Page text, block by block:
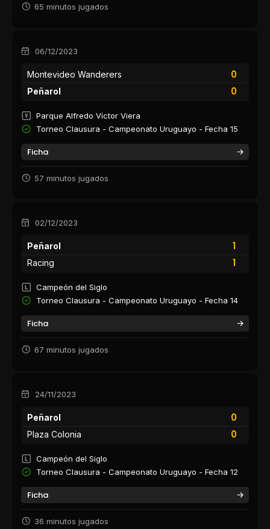
65 minutos jugados
06/12/2023
Montevideo Wanderers
0
0
Peñarol
Parque Alfredo Víctor Viera
Torneo Clausura - Campeonato Uruguayo - Fecha 15
Ficha
57 minutos jugados
02/12/2023
Peñarol
1
1
Racing
Campeón del Siglo
Torneo Clausura - Campeonato Uruguayo - Fecha 14
Ficha
67 minutos jugados
24/11/2023
Peñarol
0
0
Plaza Colonia
Campeón del Siglo
Torneo Clausura - Campeonato Uruguayo - Fecha 12
Ficha
36 minutos jugados